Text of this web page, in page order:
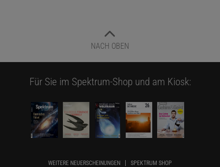
NACH OBEN
Für Sie im Spektrum-Shop und am Kiosk:
WEITERE NEUERSCHEINUNGEN SPEKTRUM SHOP